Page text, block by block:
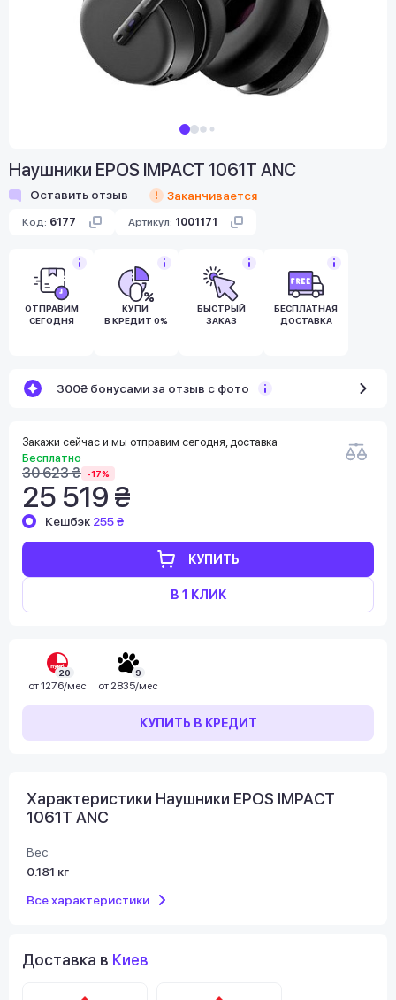
Наушники EPOS IMPACT 1061T ANC
Оставить отзыв Заканчивается
Код: 6177 Артикул: 1001171
ОТПРАВИМ
СЕГОДНЯ
КУПИ
В КРЕДИТ 0%
БЫСТРЫЙ
ЗАКАЗ
БЕСПЛАТНАЯ
ДОСТАВКА
300₴ бонусами за отзыв с фото
Закажи сейчас и мы отправим сегодня, доставка
Бесплатно
30 623 ₴ -17%
25 519 ₴
КУПИТЬ
В 1 КЛИК
Кешбэк 255 ₴
20
от1276/мес
9
от 2835/мес
КУПИТЬ В КРЕДИТ
Характеристики Наушники EPOS IMPACT
1061T ANC
Вес
0.181 кг
Все характеристики
Доставка в Киев